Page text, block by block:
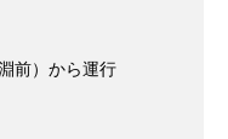
前）から運行